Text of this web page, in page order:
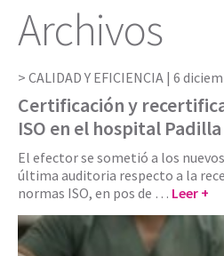
Archivos
CALIDAD Y EFICIENCIA | 6
Certificación y
ISO en el hospital Padilla
El efector se sometió a los
última auditoria respecto a la
normas ISO, en pos de … Leer +